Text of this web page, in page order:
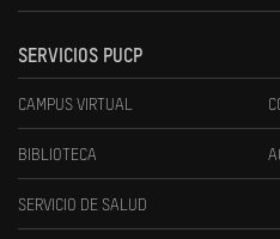
SERVICIOS PUCP
CAMPUS VIRTUAL
BIBLIOTECA
SERVICIO DE SALUD